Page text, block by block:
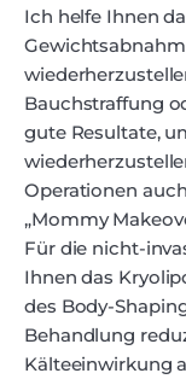
Ich helfe Ihnen
Bauchstraffung
gute Resultate,
Operationen
„Mommy
Für die nicht-
Ihnen das
des Body-
Behandlung
Kälteeinwirkung